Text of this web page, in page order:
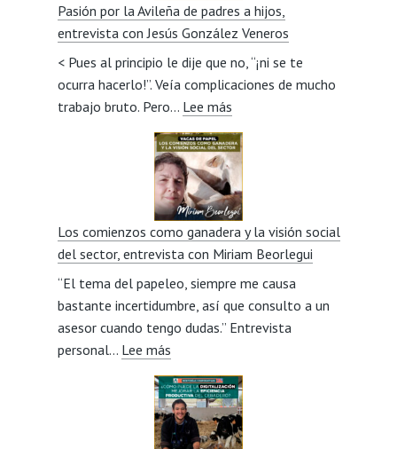
Pasión por la Avileña de padres a hijos,
entrevista con Jesús González Veneros
< Pues al principio le dije que no, “¡ni se te
ocurra hacerlo!”. Veía complicaciones de mucho
trabajo bruto. Pero… Lee más:
por
la
Avileña
de
padres
a
hijos,
entrevista
con
González
Veneros
Los comienzos como ganadera y la visión social
del sector, entrevista con Miriam Beorlegui
“El tema del papeleo, siempre me causa
bastante incertidumbre, así que consulto a un
asesor cuando tengo dudas.” Entrevista
personal… Lee más:
comienzos
como
ganadera